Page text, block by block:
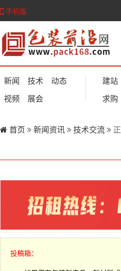
手机版
新闻 技术
动态
视频
展会
建站
求购
首页 新闻资讯 技术交流
投稿箱：